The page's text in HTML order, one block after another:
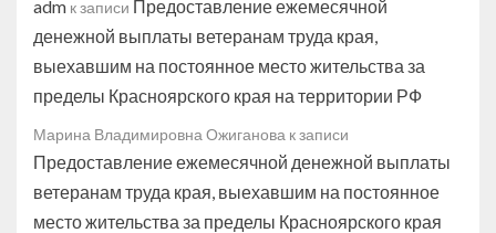
adm к записи Предоставление ежемесячной
денежной выплаты ветеранам труда края,
выехавшим на постоянное место жительства за
пределы Красноярского края на территории РФ
Марина Владимировна Ожиганова к записи
Предоставление ежемесячной денежной выплаты
ветеранам труда края, выехавшим на постоянное
место жительства за пределы Красноярского края